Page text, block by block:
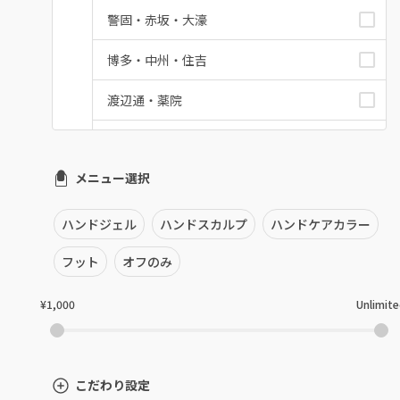
警固・赤坂・大濠
博多・中州・住吉
渡辺通・薬院
六本松・別府・西新
井尻・南福岡・春日原
七隈・野芥・次郎丸
九産大・福津・糟屋郡
メニュー選択
ハンドジェル ハンドスカルプ ハンドケアカラー
フット オフのみ
¥1,000
こだわり設定